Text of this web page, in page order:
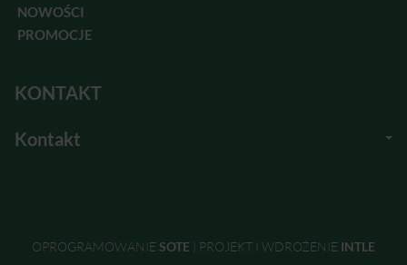
NOWOŚCI
PROMOCJE
KONTAKT
Kontakt
OPROGRAMOWANIE SOTE PROJEKT I WDROŻENIE INTLE